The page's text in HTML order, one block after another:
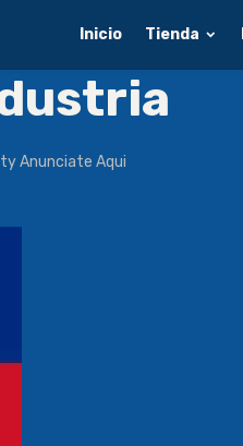
Inicio Tienda